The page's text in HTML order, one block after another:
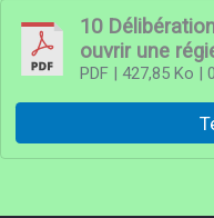
10
ouvrir une
PDF| 427,85 Ko |